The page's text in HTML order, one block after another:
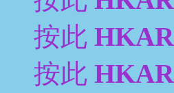
按此
按此